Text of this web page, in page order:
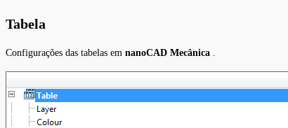
Tabela
Configurações das tabelas em nanoCAD Mecânica .